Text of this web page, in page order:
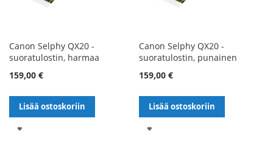
Canon Selphy QX20 -
suoratulostin, harmaa
159,00 €
Lisää ostoskoriin
Canon Selphy QX20 -
suoratulostin, punainen
159,00 €
Lisää ostoskoriin